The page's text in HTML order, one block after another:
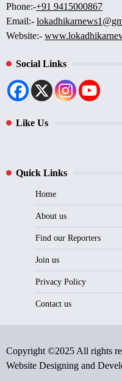
Phone:-+91 9415000867
Email:-
Website:-
Social Links
Like Us
Quick Links
Home
About us
Find our Reporters
Join us
Privacy Policy
Contact us
Copyright ©2025 All rights
Website Designing and